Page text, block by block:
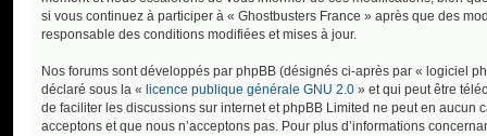
si vous continuez à participer à « Ghostbusters France » après que des
responsable des conditions modifiées et mises à jour.
Nos forums sont développés par phpBB (désignés ci-après par « logiciel
déclaré sous la « licence publique générale GNU 2.0 » et qui peut être
de faciliter les discussions sur internet et phpBB Limited ne peut en
acceptons et que nous n’acceptons pas. Pour plus d’informations